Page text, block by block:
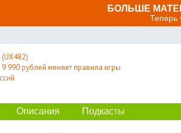
БОЛЬШЕ
Теперь
990 рублей меняет правила игры
Описания Подкасты